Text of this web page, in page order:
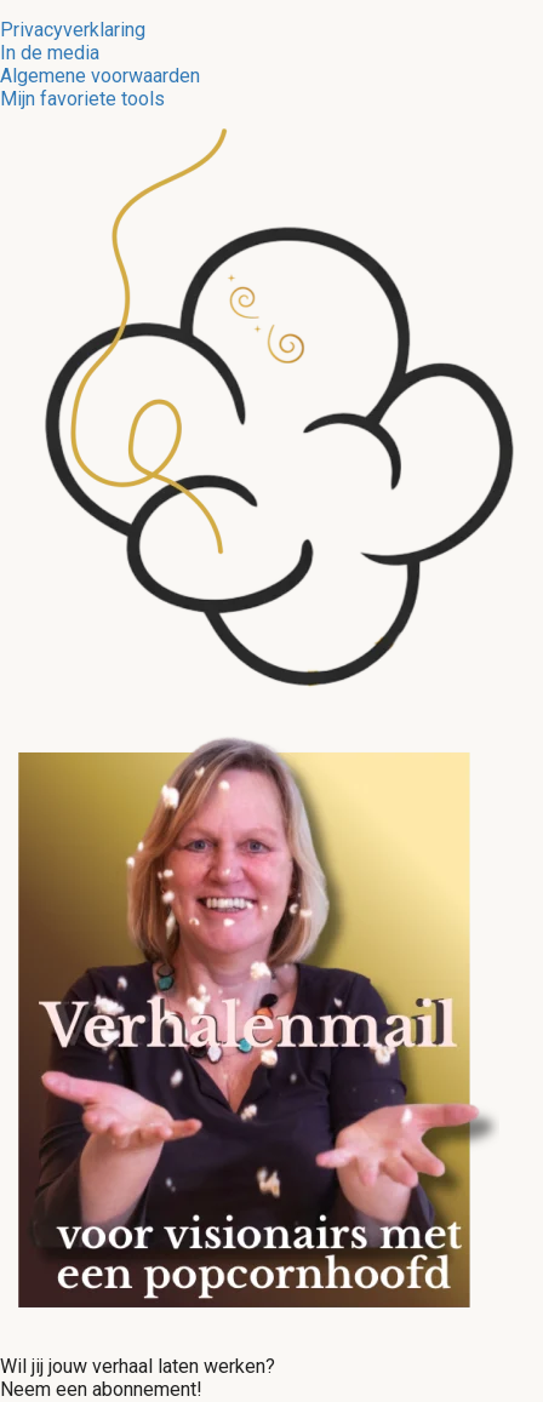
Privacyverklaring
In de media
Algemene voorwaarden
Mijn favoriete tools
Wil jij jouw verhaal laten werken?
Neem een abonnement!